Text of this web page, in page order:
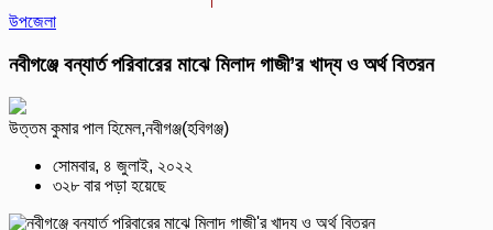
উপজেলা
নবীগঞ্জে বন্যার্ত পরিবারের মাঝে মিলাদ গাজী’র খাদ্য ও অর্থ বিতরন
উত্তম কুমার পাল হিমেল,নবীগঞ্জ(হবিগঞ্জ)
সোমবার, ৪ জুলাই, ২০২২
৩২৮ বার পড়া হয়েছে